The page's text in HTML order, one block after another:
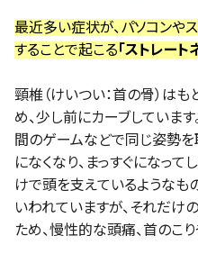
最近多い症状が、パソコンや
することで起こる「ストレート
頸椎（けいつい：首の骨）はも
め、少し前にカーブしていま
間のゲームなどで同じ姿勢を
になくなり、まっすぐになって
けで頭を支えているようなも
いわれていますが、それだけ
ため、慢性的な頭痛、首のこ